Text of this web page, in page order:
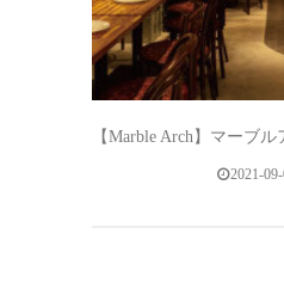
【Marble Arch】マーブ
2021-